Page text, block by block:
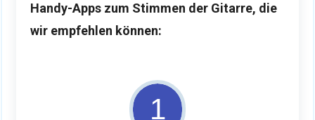
Handy-Apps zum Stimmen der Gitarre, die
wir empfehlen können:
1